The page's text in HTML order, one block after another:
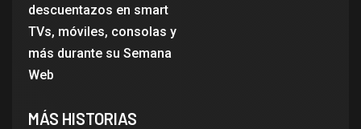
descuentazos en smart
TVs, móviles, consolas y
más durante su Semana
Web
MÁS HISTORIAS